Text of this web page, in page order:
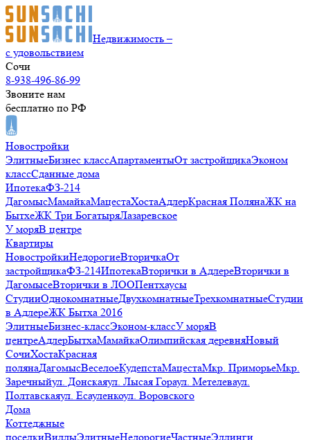
Недвижимость –
с удовольствием
Сочи
8-938-496-86-99
Звоните нам
бесплатно по РФ
Новостройки
ЭлитныеБизнес классАпартаментыОт застройщикаЭконом
классСданные дома
ИпотекаФЗ-214
ДагомысМамайкаМацестаХостаАдлерКрасная ПолянаЖК на
БытхеЖК Три БогатыряЛазаревское
У моряВ центре
Квартиры
НовостройкиНедорогиеВторичкаОт
застройщикаФЗ-214ИпотекаВторички в АдлереВторички в
ДагомысеВторички в ЛООПентхаусы
СтудииОднокомнатныеДвухкомнатныеТрехкомнатныеСтудии
в АдлереЖК Бытха 2016
ЭлитныеБизнес-классЭконом-классУ моряВ
центреАдлерБытхаМамайкаОлимпийская деревняНовый
СочиХостаКрасная
полянаДагомысВеселоеКудепстаМацестаМкр. ПриморьеМкр.
Заречныйул. Донскаяул. Лысая Гораул. Метелеваул.
Полтавскаяул. Есауленкоул. Воровского
Дома
Коттеджные
поселкиВиллыЭлитныеНедорогиеЧастныеЭллинги